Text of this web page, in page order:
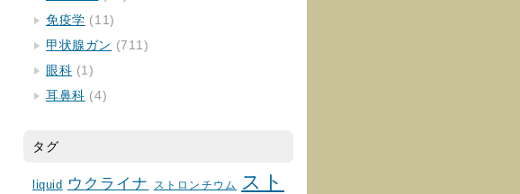
免疫学 (11)
甲状腺ガン (711)
眼科 (1)
耳鼻科 (4)
タグ
liquid ウクライナ ストロンチウム
スト